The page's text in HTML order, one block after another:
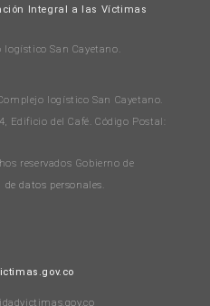
Integral a las Víctimas
logístico San Cayetano.
logístico San Cayetano.
Edificio del Café. Código Postal:
reservados Gobierno de
datos personales.